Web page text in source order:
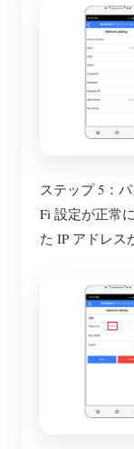
ステップ 5：
Fi 設定が正常
た IP アドレス